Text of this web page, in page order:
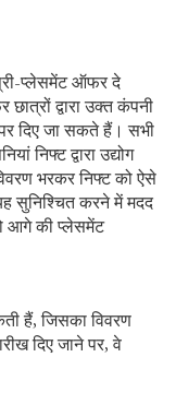
प्लेसमेंट ऑफर दे
द्वारा उक्त कंपनी
दिए जा सकते हैं। सभी
निफ्ट द्वारा उद्योग
भरकर निफ्ट को ऐसे
सुनिश्चित करने में मदद
आगे की प्लेसमेंट
हैं, जिसका विवरण
दिए जाने पर, वे